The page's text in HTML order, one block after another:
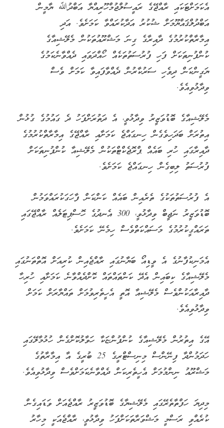
އެކަމަށްޓަކައި ރާއްޖޭގެ ރައީސުލްޖުމްހޫރިއްޔާ އަބްދުﷲ ޔާމީން
އަބްދުލްޤައްޔޫމަށް ޝުކުރު އަދާކުރައްވާ ކަމަށެވެ. އަދި
އިމާރާތްކުރުމުގެ ދާއިރާގެ ގިނަ މަޝްރޫއުތަކުން މެލޭޝިއާގެ
ކުންފުނިތަކަށް ފަހި ފުރުސަތުތަކެއް ހޯއްދަވައި ދެއްވާނެކަމުގެ
ޔަގީންކަން ދިވެހި ސަރުކާރުން ދެއްވާފައިވާ ކަމަށް ވެސް
ވިދާޅުވިއެވެ.
މެލޭޝިއާގެ ބޮޑުވަޒީރު ވިދާޅުވީ، އެ ދަތުރަށްފަހު ދެ ގައުމުގެ ގުޅުން
އިތުރަށް ބަދަހިވެގެން ހިނގައްޖެ ކަމަށާއި ރާއްޖޭގެ އިމާރާތްކުރުމުގެ
ދާއިރާގައި ހުރި ބައެއް ޕްރޮޖެކްޓްތަކުން މެލޭޝިއާ ކުންފުނިތަކަށް
ފުރުސަތު ލިބިގެން ހިނގައްޖެ ކަމަށެވެ.
އެ ފުރުސަތުތަކުގެ ތެރެއިން ބައެއް ކަންކަން ފާހަގަކުރައްވަމުން
ބޮޑުވަޒީރު ނަޖީބް ވިދާޅުވީ، 300 އެނދުގެ ހޮސްޕިޓަލެއް ރާއްޖޭގައި
ތަރައްގީކުރުމުގެ މަސައްކަތްވެސް ހިމެނޭ ކަމަށެވެ.
އެމަނިކުފާނުގެ އެ ވީޑިއޯ ބަޔާނުގައި ރާއްޖެއިން ކުރިއަށް އޮތްތަނުގައި
މެލޭޝިއާގެ ކިބައިން އެދޭ ކަންތައްތައް ކޮށްދެއްވާނެ ކަމަށާއި ހުރިހާ
ދާއިރާއަކުންވެސް މެލޭޝިއާ އޮތީ އެހީތެރިވުމަށް ތައްޔާރަށް ކަމަށް
ވިދާޅުވިއެވެ.
އޭގެ އިތުރުން މެލޭޝިއާގެ ކުންފުންޏަކާ ހަވާލުކޮށްގެން ހުޅުމާލޭގައި
ހަދަމުންދާ ފިނޭންސް މިނިސްޓްރީގެ 25 ބުރީގެ އާ އިމާރާތުގެ
މަޝްރޫއު ނިންމުމަށް އެހީތެރިކަން ދެއްވާނެކަމަށްވެސް ވިދާޅުވިއެވެ.
މިދިޔަ ހަފްތާތެރޭގައި މެލޭޝިޔާގެ ބޮޑުވަޒީރު ރާއްޖެއަށް ވަޑައިގެން
ކުރެއްވި ރަސްމީ މަޝްވަރާތަކަށްފަހު ވިދާޅުވީ، ރާއްޖެއަކީ މިހާރު